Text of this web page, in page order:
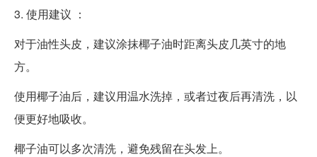
3. 使用建议 ：
对于油性头皮，建议涂抹椰子油时距离头皮几英寸的地
方。
使用椰子油后，建议用温水洗掉，或者过夜后再清洗，以
便更好地吸收。
椰子油可以多次清洗，避免残留在头发上。